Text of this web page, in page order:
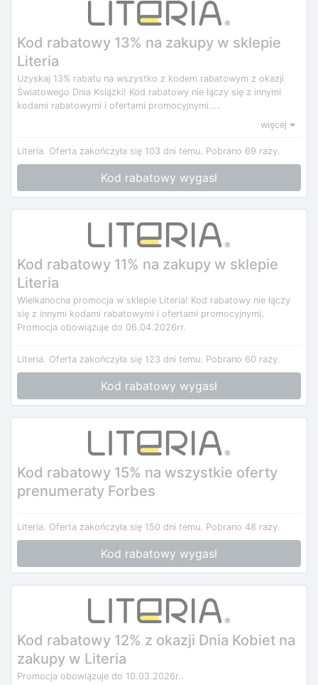
Kod rabatowy 13% na zakupy w sklepie
Literia
Uzyskaj 13% rabatu na wszystko z kodem rabatowym z okazji
Światowego Dnia Książki! Kod rabatowy nie łączy się z innymi
kodami rabatowymi i ofertami promocyjnymi....
więcej
Literia. Oferta zakończyła się 103 dni temu. Pobrano 69 razy.
Kod rabatowy wygasł
Kod rabatowy 11% na zakupy w sklepie
Literia
Wielkanocna promocja w sklepie Literia! Kod rabatowy nie łączy
się z innymi kodami rabatowymi i ofertami promocyjnymi.
Promocja obowiązuje do 06.04.2026rr.
Literia. Oferta zakończyła się 123 dni temu. Pobrano 60 razy.
Kod rabatowy wygasł
Kod rabatowy 15% na wszystkie oferty
prenumeraty Forbes
Literia. Oferta zakończyła się 150 dni temu. Pobrano 48 razy.
Kod rabatowy wygasł
Kod rabatowy 12% z okazji Dnia Kobiet na
zakupy w Literia
Promocja obowiązuje do 10.03.2026r..